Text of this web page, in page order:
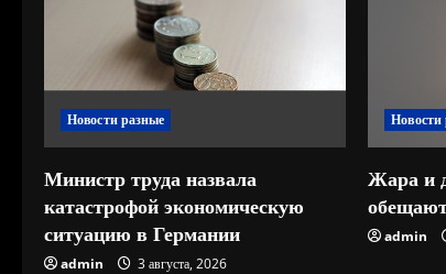
т
е
н
и
Новости разные
Министр труда назвала
катастрофой экономическую
ситуацию в Германии
admin 3 августа, 2026
Новости
Жара и
admin